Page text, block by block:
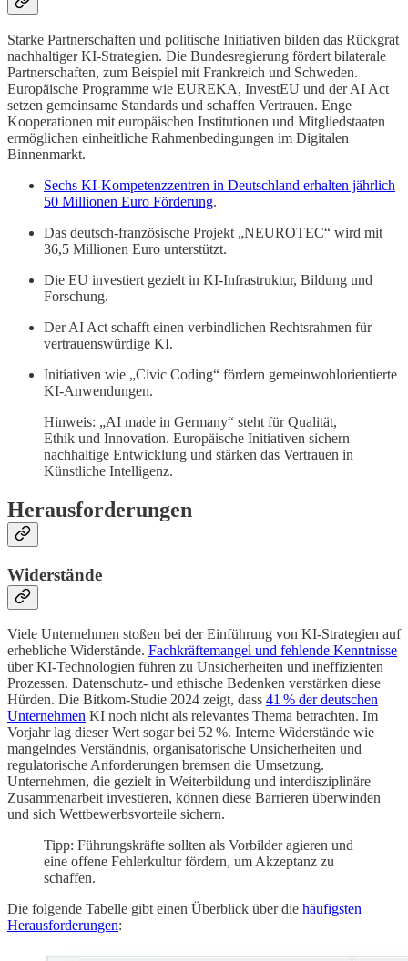
Starke Partnerschaften und politische Initiativen bilden das Rückgrat
nachhaltiger KI-Strategien. Die Bundesregierung fördert bilaterale
Partnerschaften, zum Beispiel mit Frankreich und Schweden.
Europäische Programme wie EUREKA, InvestEU und der AI Act
setzen gemeinsame Standards und schaffen Vertrauen. Enge
Kooperationen mit europäischen Institutionen und Mitgliedstaaten
ermöglichen einheitliche Rahmenbedingungen im Digitalen
Binnenmarkt.
Sechs KI-Kompetenzzentren in Deutschland erhalten jährlich
50 Millionen Euro Förderung.
Das deutsch-französische Projekt „NEUROTEC“ wird mit
36,5 Millionen Euro unterstützt.
Die EU investiert gezielt in KI-Infrastruktur, Bildung und
Forschung.
Der AI Act schafft einen verbindlichen Rechtsrahmen für
vertrauenswürdige KI.
Initiativen wie „Civic Coding“ fördern gemeinwohlorientierte
KI-Anwendungen.
Hinweis: „AI made in Germany“ steht für Qualität,
Ethik und Innovation. Europäische Initiativen sichern
nachhaltige Entwicklung und stärken das Vertrauen in
Künstliche Intelligenz.
Herausforderungen
Widerstände
Viele Unternehmen stoßen bei der Einführung von KI-Strategien auf
erhebliche Widerstände. Fachkräftemangel und fehlende Kenntnisse
über KI-Technologien führen zu Unsicherheiten und ineffizienten
Prozessen. Datenschutz- und ethische Bedenken verstärken diese
Hürden. Die Bitkom-Studie 2024 zeigt, dass 41 % der deutschen
Unternehmen KI noch nicht als relevantes Thema betrachten. Im
Vorjahr lag dieser Wert sogar bei 52 %. Interne Widerstände wie
mangelndes Verständnis, organisatorische Unsicherheiten und
regulatorische Anforderungen bremsen die Umsetzung.
Unternehmen, die gezielt in Weiterbildung und interdisziplinäre
Zusammenarbeit investieren, können diese Barrieren überwinden
und sich Wettbewerbsvorteile sichern.
Tipp: Führungskräfte sollten als Vorbilder agieren und
eine offene Fehlerkultur fördern, um Akzeptanz zu
schaffen.
Die folgende Tabelle gibt einen Überblick über die häufigsten
Herausforderungen: